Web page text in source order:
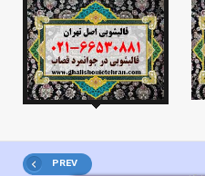
PREV
تهرانپارس ۷۷۹۰۰…
محدوده برادران فلاح
قالیشویی محدوده قرنی